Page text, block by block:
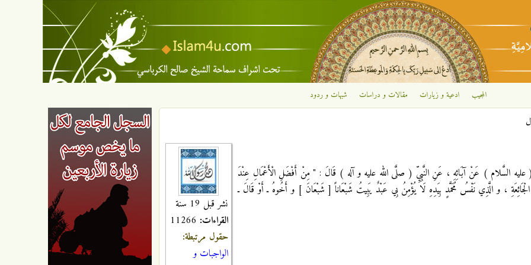
تجاوز إلى المحتوى الرئيسي
المجيب ادعية و زيارات مقالات و دراسات شبهات و ردود
نشر قبل 19 سنة
القراءات:
حقول مرتبطة:
الواجبات و
( عليه السَّلام ) عَنْ آبَائِهِ ، عَنِ النَّبِيِّ ( صلَّى الله عليه و آله ) قَالَ : " مِنْ أَفْضَلِ الْأَعْمَالِ عِنْدَ
الْجَائِعَةِ ، و الَّذِي نَفْسُ مُحَمَّدٍ بِيَدِهِ لَا يُؤْمِنُ بِي عَبْدٌ يَبِيتُ شَبْعَاناً [ شَبْعَانَ ] و أَخُوهُ ـ أَوْ قَالَ ـ